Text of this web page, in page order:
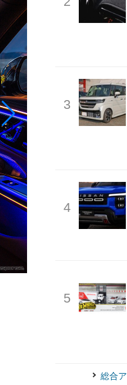
《photo by Mercedes-
総合